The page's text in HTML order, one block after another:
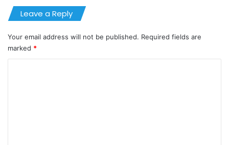
Leave a Reply
Your email address will not be published. Required fields are
marked *